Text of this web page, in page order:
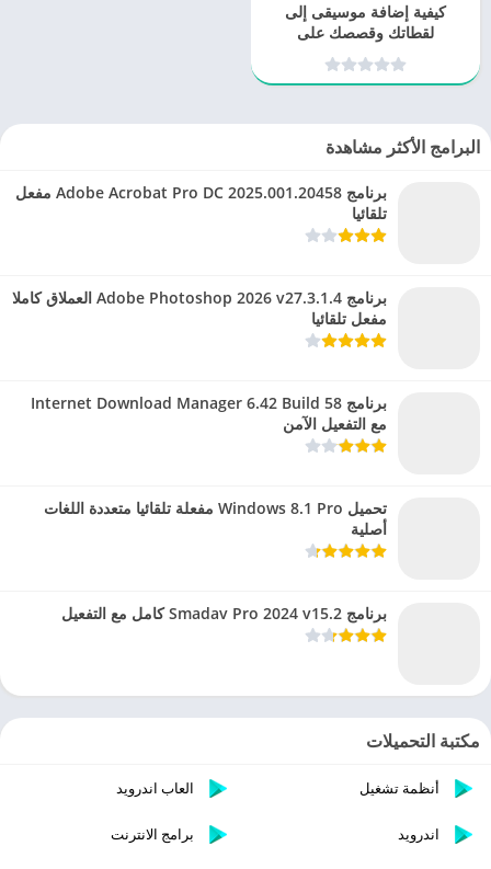
كيفية إضافة موسيقى إلى
لقطاتك وقصصك على
Snapchat
البرامج الأكثر مشاهدة
برنامج Adobe Acrobat Pro DC 2025.001.20458 مفعل
تلقائيا
برنامج Adobe Photoshop 2026 v27.3.1.4 العملاق كاملا
مفعل تلقائيا
برنامج Internet Download Manager 6.42 Build 58
مع التفعيل الآمن
تحميل Windows 8.1 Pro مفعلة تلقائيا متعددة اللغات
أصلية
برنامج Smadav Pro 2024 v15.2 كامل مع التفعيل
مكتبة التحميلات
أنظمة تشغيل العاب اندرويد
اندرويد برامج الانترنت